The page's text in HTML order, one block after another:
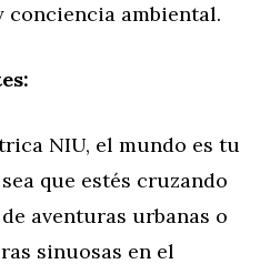
conciencia ambiental.
NIU, el mundo es tu
que estés cruzando
aventuras urbanas o
sinuosas en el